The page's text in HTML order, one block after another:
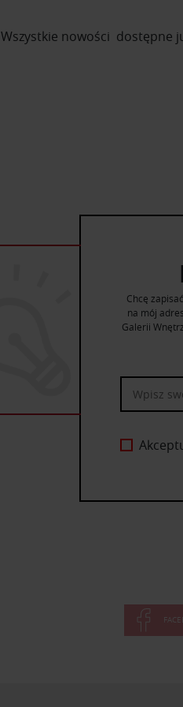
Wszystkie nowości dostępne
Chcę
na mój
Galerii